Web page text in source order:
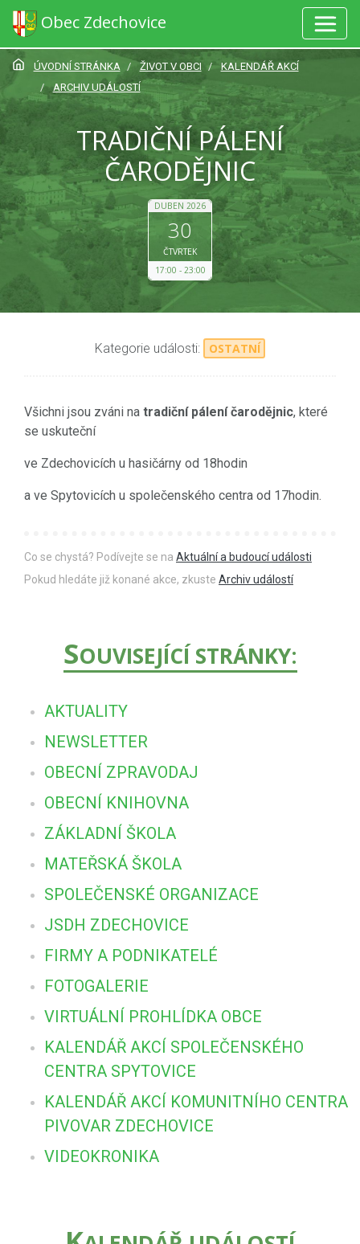
Obec Zdechovice
ÚVODNÍ STRÁNKA ŽIVOT V OBCI
KALENDÁŘ AKCÍ
ARCHIV UDÁLOSTÍ
TRADIČNÍ PÁLENÍ
ČARODĚJNIC
DUBEN 2026
30
ČTVRTEK
17:00
23:00
Kategorie události: OSTATNÍ
Všichni jsou zváni na tradiční pálení čarodějnic, které
se uskuteční
ve Zdechovicích u hasičárny od 18hodin
a ve Spytovicích u společenského centra od 17hodin.
Co se chystá? Podívejte se na Aktuální a budoucí události
Pokud hledáte již konané akce, zkuste Archiv událostí
SOUVISEJÍCÍ STRÁNKY:
AKTUALITY
NEWSLETTER
OBECNÍ ZPRAVODAJ
OBECNÍ KNIHOVNA
ZÁKLADNÍ ŠKOLA
MATEŘSKÁ ŠKOLA
SPOLEČENSKÉ ORGANIZACE
JSDH ZDECHOVICE
FIRMY A PODNIKATELÉ
FOTOGALERIE
VIRTUÁLNÍ PROHLÍDKA OBCE
KALENDÁŘ AKCÍ SPOLEČENSKÉHO
CENTRA SPYTOVICE
KALENDÁŘ AKCÍ KOMUNITNÍHO CENTRA
PIVOVAR ZDECHOVICE
VIDEOKRONIKA